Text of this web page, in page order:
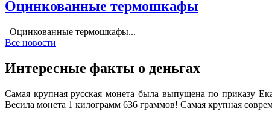
Оцинкованные термошкафы
Оцинкованные термошкафы...
Все новости
Интересные факты о деньгах
Самая крупная русская монета была выпущена по приказу
Весила монета 1 килограмм 636 граммов! Самая крупная